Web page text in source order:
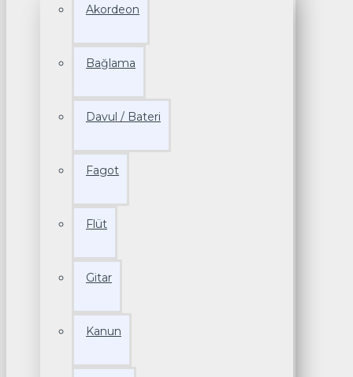
Akordeon
Bağlama
Davul / Bateri
Fagot
Flüt
Gitar
Kanun